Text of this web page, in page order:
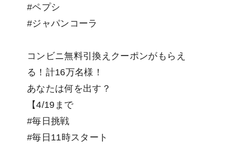
#ペプシ
#ジャパンコーラ
コンビニ無料引換えクーポンがもらえ
る！計16万名様！
あなたは何を出す？
【4/19まで
#毎日挑戦
#毎日11時スタート